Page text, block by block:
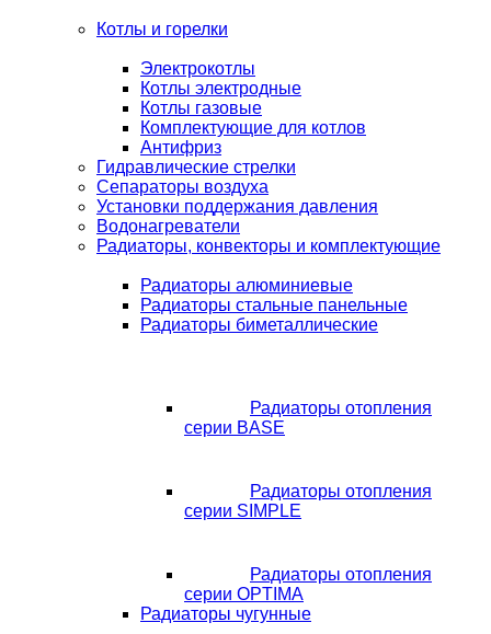
Котлы и горелки
Электрокотлы
Котлы электродные
Котлы газовые
Комплектующие для котлов
Антифриз
Гидравлические стрелки
Сепараторы воздуха
Установки поддержания давления
Водонагреватели
Радиаторы, конвекторы и комплектующие
Радиаторы алюминиевые
Радиаторы стальные панельные
Радиаторы биметаллические
Радиаторы отопления
серии BASE
Радиаторы отопления
серии SIMPLE
Радиаторы отопления
серии OPTIMA
Радиаторы чугунные